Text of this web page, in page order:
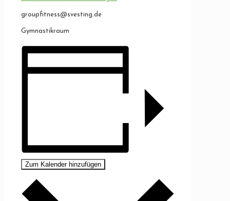
groupfitness@svesting.de
Gymnastikraum
Zum Kalender hinzufügen